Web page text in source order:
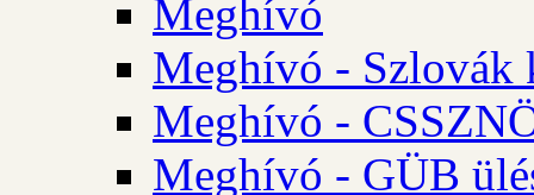
Meghívó
Meghívó - Szlovák
Meghívó -
Meghívó - GÜB